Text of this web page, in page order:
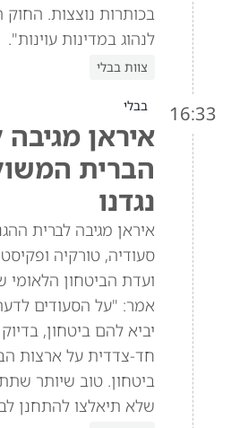
בכותרות נוצצות. החוק
לנהוג במדינות עוינות".
צוות בבלי
16:33 בבלי
איראן
הברית
נגדנו
איראן מגיבה לברית
סעודיה, טורקיה
ועדת הביטחון הלאומי
אמר: "על הסעודים
יביא להם ביטחון,
חד-צדדית על ארצות
ביטחון. טוב שיותר
שלא תיאלצו להתחנן